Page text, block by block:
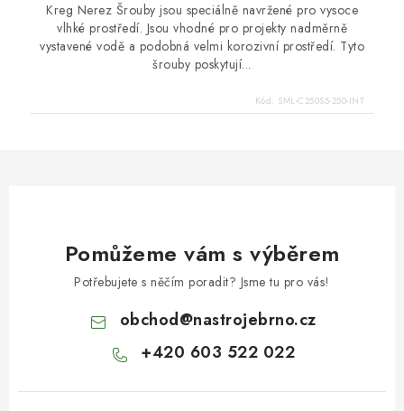
Kreg Nerez Šrouby jsou speciálně navržené pro vysoce
vlhké prostředí. Jsou vhodné pro projekty nadměrně
vystavené vodě a podobná velmi korozivní prostředí. Tyto
šrouby poskytují...
Kód: SML-C250S5-250-INT
Pomůžeme vám s výběrem
Potřebujete s něčím poradit? Jsme tu pro vás!
obchod@nastrojebrno.cz
+420 603 522 022